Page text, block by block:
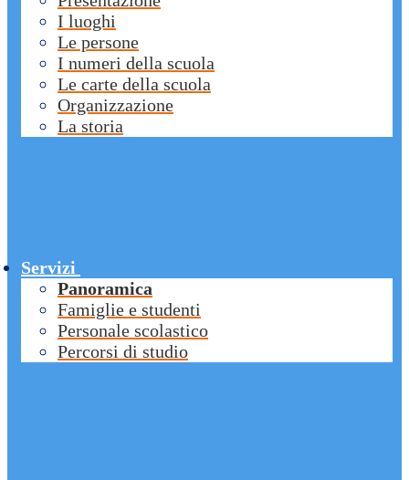
I luoghi
Le persone
I numeri della scuola
Le carte della scuola
Organizzazione
La storia
Servizi
Panoramica
Famiglie e studenti
Personale scolastico
Percorsi di studio